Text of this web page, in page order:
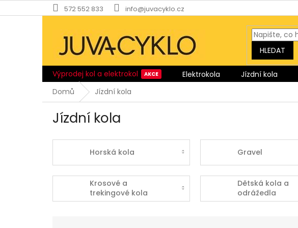
na
572 552 833 info@juvacyklo.cz
HLEDAT
Výprodej kol a elektrokol Elektrokola Jízdní kola
Domů
Jízdní kola
Jízdní kola
Horská kola Gravel
Krosové a
trekingové kola
Dětská kola a
odrážedla